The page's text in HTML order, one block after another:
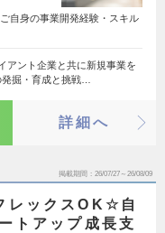
自身の事業開発経験・スキル
アント企業と共に新規事業を
掘・育成と挑戦…
詳細へ
掲載期間 26/07/27～26/08/09
レックスOK☆自
トアップ成長支